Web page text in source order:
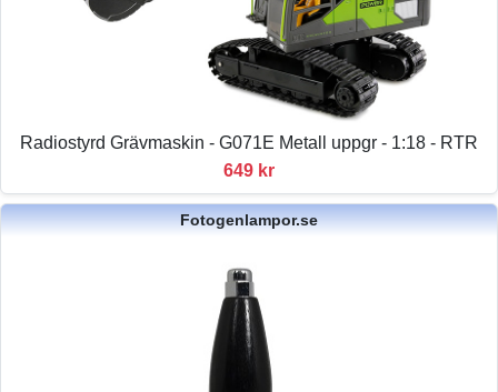
Radiostyrd Grävmaskin - G071E Metall uppgr - 1:18 - RTR
649 kr
Fotogenlampor.se